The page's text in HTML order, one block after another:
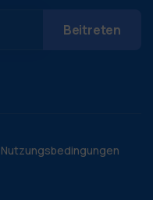
Nutzungsbedingungen